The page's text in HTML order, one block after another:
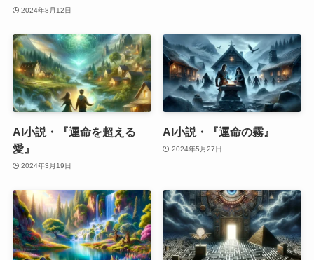
2024年8月12日
AI小説・『運命を超える
愛』
2024年3月19日
AI小説・『運命の霧』
2024年5月27日